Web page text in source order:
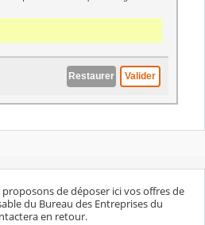
de déposer ici vos offres de
du Bureau des Entreprises du
en retour.